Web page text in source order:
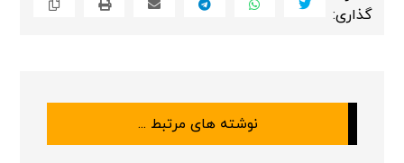
نوشته های مرتبط ...